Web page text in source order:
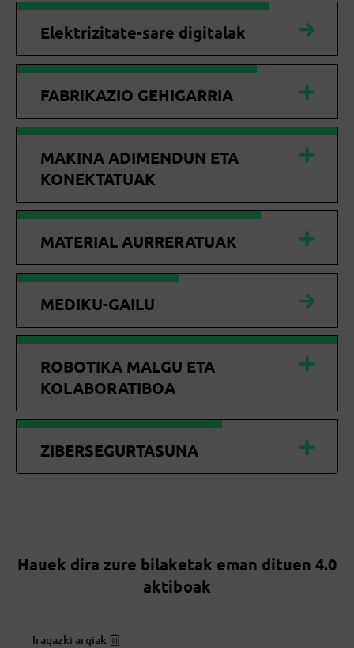
Elektrizitate-sare digitalak
FABRIKAZIO GEHIGARRIA
MAKINA ADIMENDUN ETA
KONEKTATUAK
MATERIAL AURRERATUAK
MEDIKU-GAILU
ROBOTIKA MALGU ETA
KOLABORATIBOA
ZIBERSEGURTASUNA
Hauek dira zure bilaketak eman dituen 4.0
aktiboak
Iragazki argiak